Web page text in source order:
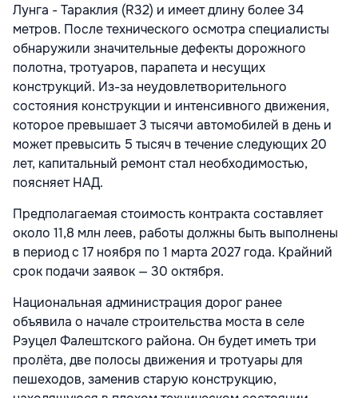
Лунга - Тараклия (R32) и имеет длину более 34
метров. После технического осмотра специалисты
обнаружили значительные дефекты дорожного
полотна, тротуаров, парапета и несущих
конструкций. Из-за неудовлетворительного
состояния конструкции и интенсивного движения,
которое превышает 3 тысячи автомобилей в день и
может превысить 5 тысяч в течение следующих 20
лет, капитальный ремонт стал необходимостью,
поясняет НАД.
Предполагаемая стоимость контракта составляет
около 11,8 млн леев, работы должны быть выполнены
в период с 17 ноября по 1 марта 2027 года. Крайний
срок подачи заявок — 30 октября.
Национальная администрация дорог ранее
объявила о начале строительства моста в селе
Рэуцел Фалештского района. Он будет иметь три
пролёта, две полосы движения и тротуары для
пешеходов, заменив старую конструкцию,